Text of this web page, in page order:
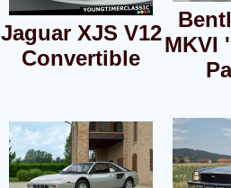
Jaguar XJS V12
Convertible
MKVI